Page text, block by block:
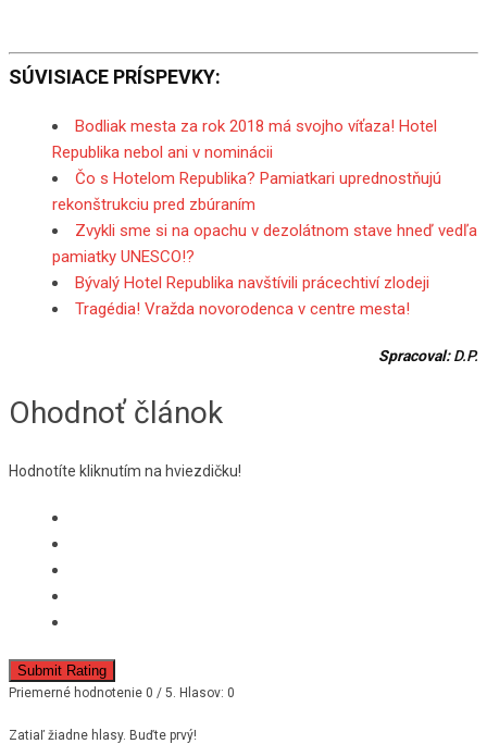
SÚVISIACE PRÍSPEVKY:
Bodliak mesta za rok 2018 má svojho víťaza! Hotel
Republika nebol ani v nominácii
Čo s Hotelom Republika? Pamiatkari uprednostňujú
rekonštrukciu pred zbúraním
Zvykli sme si na opachu v dezolátnom stave hneď vedľa
pamiatky UNESCO!?
Bývalý Hotel Republika navštívili prácechtiví zlodeji
Tragédia! Vražda novorodenca v centre mesta!
Spracoval:D.P.
Ohodnoť článok
Hodnotíte kliknutím na hviezdičku!
Submit Rating
Priemerné hodnotenie 0 / 5. Hlasov: 0
Zatiaľ žiadne hlasy. Buďte prvý!